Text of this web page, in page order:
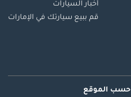
أخبار السيارات
قم ببيع سيارتك في الإمارات
حسب الموقع